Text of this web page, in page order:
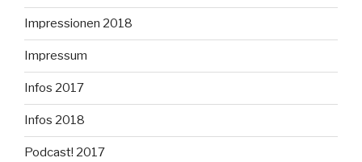
Impressionen 2018
Impressum
Infos 2017
Infos 2018
Podcast! 2017